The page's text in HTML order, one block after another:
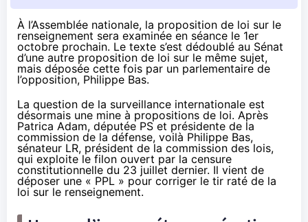
À l’Assemblée nationale, la proposition de loi sur le
renseignement sera examinée en séance le 1er
octobre prochain. Le texte s’est dédoublé au Sénat
d’une autre proposition de loi sur le même sujet,
mais déposée cette fois par un parlementaire de
l’opposition, Philippe Bas.
La question de la surveillance internationale est
désormais une mine à propositions de loi. Après
Patrica Adam, députée PS et présidente de la
commission de la défense, voilà Philippe Bas,
sénateur LR, président de la commission des lois,
qui exploite le filon ouvert par la censure
constitutionnelle du 23 juillet dernier. Il vient de
déposer une « PPL » pour corriger le tir raté de la
loi sur le renseignement.